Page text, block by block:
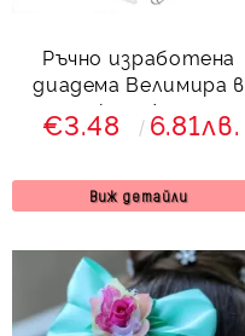
Ръчно изработена
диадема Велимира в
тюркоаз/мента
€3.48 6.81лв.
Виж детайли